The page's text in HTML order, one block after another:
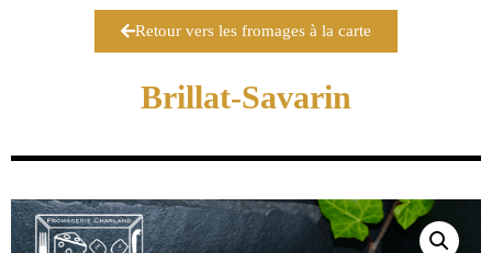
Retour vers les fromages à la carte
Brillat-Savarin